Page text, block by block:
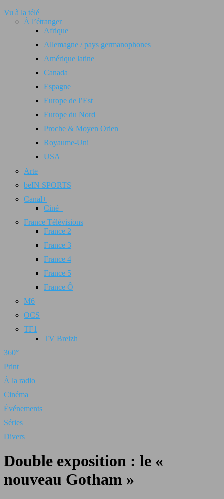
Vu à la télé
À l’étranger
Afrique
Allemagne / pays germanophones
Amérique latine
Canada
Espagne
Europe de l’Est
Europe du Nord
Proche & Moyen Orien
Royaume-Uni
USA
Arte
beIN SPORTS
Canal+
Ciné+
France Télévisions
France 2
France 3
France 4
France 5
France Ô
M6
OCS
TF1
TV Breizh
360°
Print
À la radio
Cinéma
Événements
Séries
Divers
Double exposition : le «
nouveau Gotham »